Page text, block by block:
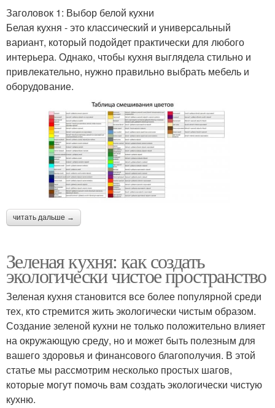
Заголовок 1: Выбор белой кухни
Белая кухня - это классический и универсальный
вариант, который подойдет практически для любого
интерьера. Однако, чтобы кухня выглядела стильно и
привлекательно, нужно правильно выбрать мебель и
оборудование.
читать дальше →
Зеленая кухня: как создать
экологически чистое пространство
Зеленая кухня становится все более популярной среди
тех, кто стремится жить экологически чистым образом.
Создание зеленой кухни не только положительно влияет
на окружающую среду, но и может быть полезным для
вашего здоровья и финансового благополучия. В этой
статье мы рассмотрим несколько простых шагов,
которые могут помочь вам создать экологически чистую
кухню.